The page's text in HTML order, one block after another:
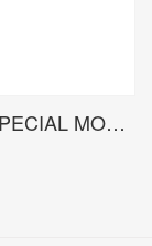
EMPiRE MAHO ロイヤル会員限定 SPECIAL MODEL (受注生産品)